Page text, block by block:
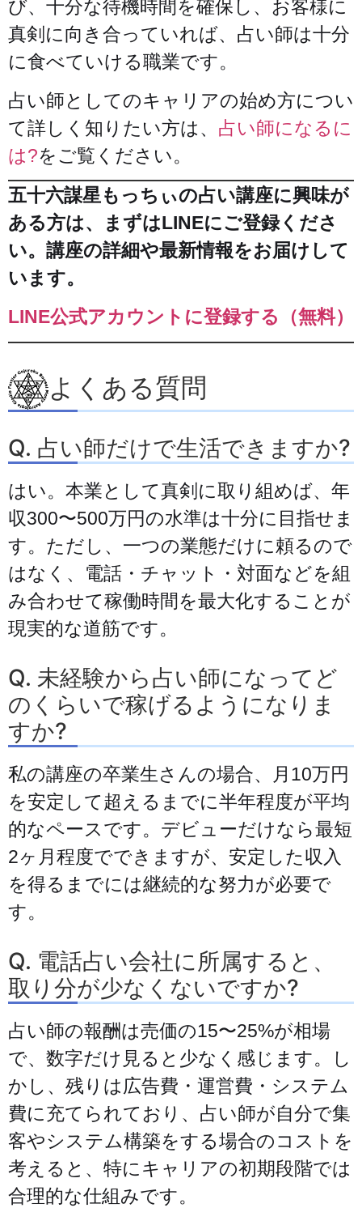
び、十分な待機時間を確保し、お客様に
真剣に向き合っていれば、占い師は十分
に食べていける職業です。
占い師としてのキャリアの始め方につい
て詳しく知りたい方は、 占い師になるに
は?をご覧ください。
五十六謀星もっちぃの占い講座に興味が
ある方は、まずはLINEにご登録くださ
い。講座の詳細や最新情報をお届けして
います。
LINE公式アカウントに登録する（無料）
よくある質問
Q. 占い師だけで生活できますか?
はい。本業として真剣に取り組めば、年
収300〜500万円の水準は十分に目指せま
す。ただし、一つの業態だけに頼るので
はなく、電話・チャット・対面などを組
み合わせて稼働時間を最大化することが
現実的な道筋です。
Q. 未経験から占い師になってど
のくらいで稼げるようになりま
すか?
私の講座の卒業生さんの場合、月10万円
を安定して超えるまでに半年程度が平均
的なペースです。デビューだけなら最短
2ヶ月程度でできますが、安定した収入
を得るまでには継続的な努力が必要で
す。
Q. 電話占い会社に所属すると、
取り分が少なくないですか?
占い師の報酬は売価の15〜25%が相場
で、数字だけ見ると少なく感じます。し
かし、残りは広告費・運営費・システム
費に充てられており、占い師が自分で集
客やシステム構築をする場合のコストを
考えると、特にキャリアの初期段階では
合理的な仕組みです。